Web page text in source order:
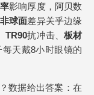
影响厚度，阿贝数
球面差异关乎边缘
TR90抗冲击、 板材
天戴8小时眼镜的
数据给出答案：在